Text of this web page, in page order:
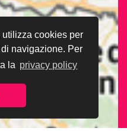
utilizza cookies per
navigazione. Per
la privacy policy